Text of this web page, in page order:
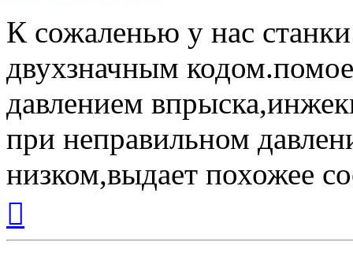
К сожаленью у нас
двухзначным
давлением
при неправильном
низком,выдает похожее
началу